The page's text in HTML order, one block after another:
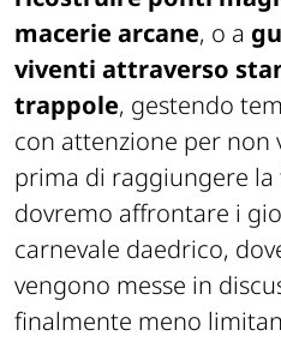
macerie arcane, o a
viventi attraverso
trappole, gestendo
con attenzione per non
prima di raggiungere
dovremo affrontare i
carnevale daedrico,
vengono messe in
finalmente meno